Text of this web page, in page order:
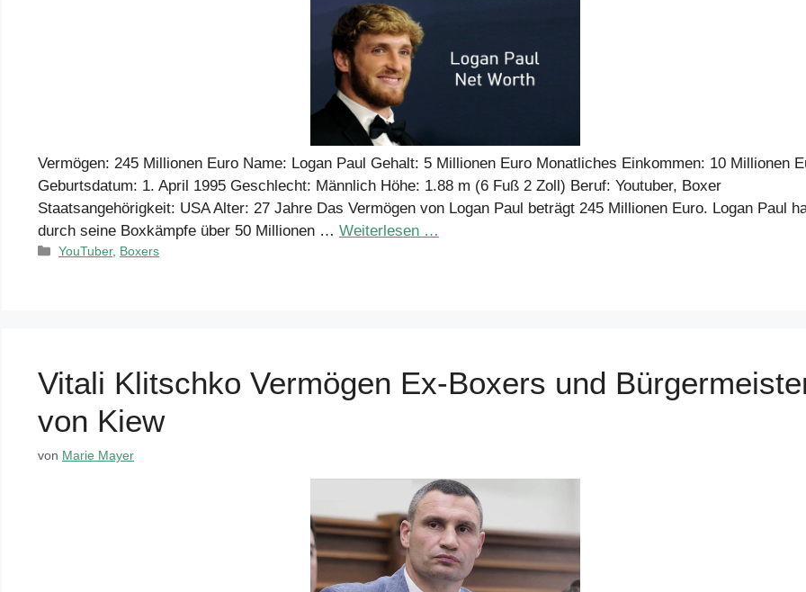
Vermögen: 245 Millionen Euro Name: Logan Paul Gehalt: 5 Millionen Euro Monatliches Einkommen: 10 Millionen
Geburtsdatum: 1. April 1995 Geschlecht: Männlich Höhe: 1.88 m (6 Fuß 2 Zoll) Beruf: Youtuber, Boxer
Staatsangehörigkeit: USA Alter: 27 Jahre Das Vermögen von Logan Paul beträgt 245 Millionen Euro. Logan Paul
durch seine Boxkämpfe über 50 Millionen … Weiterlesen …
Kategorien
YouTuber, Boxers
Vitali Klitschko Vermögen Ex-Boxers und
von Kiew
von Marie Mayer